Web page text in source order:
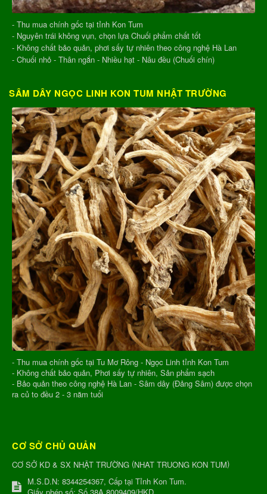
- Thu mua chính gốc tại tỉnh Kon Tum
- Nguyên trái không vụn, chọn lựa Chuối phẩm chất tốt
- Không chất bảo quản, phơi sấy tự nhiên theo công nghệ Hà Lan
- Chuối nhỏ - Thân ngắn - Nhiều hạt - Nâu đều (Chuối chín)
SÂM DÂY NGỌC LINH KON TUM NHẬT TRƯỜNG
- Thu mua chính gốc tại Tu Mơ Rông - Ngọc Linh tỉnh Kon Tum
- Không chất bảo quản, Phơi sấy tự nhiên, Sản phẩm sạch
- Bảo quản theo công nghệ Hà Lan - Sâm dây (Đảng Sâm) được chọn
ra củ to đều 2 - 3 năm tuổi
CƠ SỞ CHỦ QUẢN
CƠ SỞ KD & SX NHẬT TRƯỜNG (NHAT TRUONG KON TUM)
M.S.D.N: 8344254367, Cấp tại Tỉnh Kon Tum.